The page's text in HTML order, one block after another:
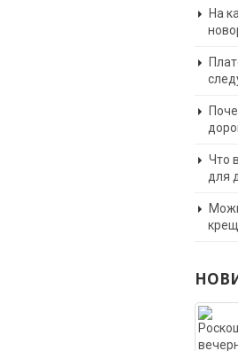
На
Что
для